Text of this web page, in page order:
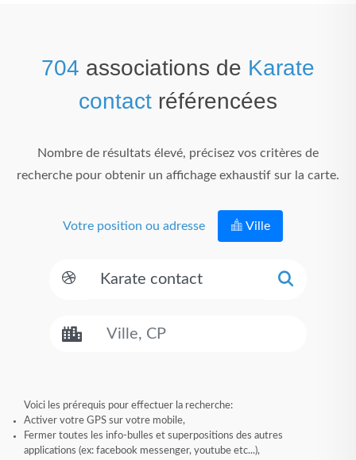
704 associations de Karate
contact référencées
Nombre de résultats élevé, précisez vos critères de
recherche pour obtenir un affichage exhaustif sur la carte.
Votre position ou adresse Ville
Voici les prérequis pour effectuer la recherche:
Activer votre GPS sur votre mobile,
Fermer toutes les info-bulles et superpositions des autres
applications (ex: facebook messenger, youtube etc...),